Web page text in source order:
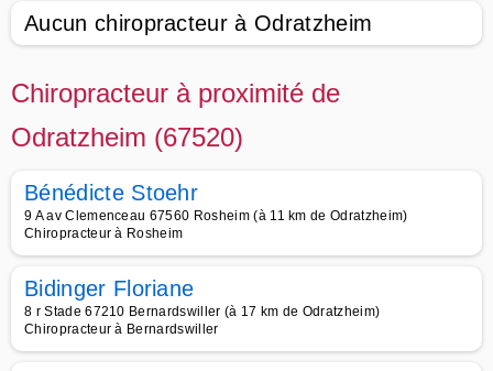
Aucun chiropracteur à Odratzheim
Chiropracteur à proximité de
Odratzheim (67520)
Bénédicte Stoehr
9 A av Clemenceau 67560 Rosheim (à 11 km de Odratzheim)
Chiropracteur à Rosheim
Bidinger Floriane
8 r Stade 67210 Bernardswiller (à 17 km de Odratzheim)
Chiropracteur à Bernardswiller